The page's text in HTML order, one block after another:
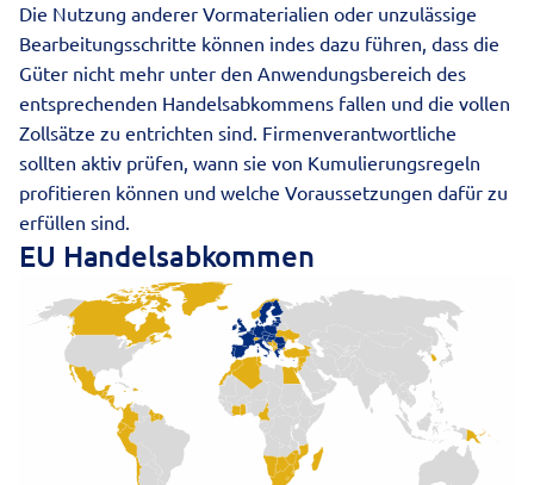
Die Nutzung anderer Vormaterialien oder unzulässige
Bearbeitungsschritte können indes dazu führen, dass die
Güter nicht mehr unter den Anwendungsbereich des
entsprechenden Handelsabkommens fallen und die vollen
Zollsätze zu entrichten sind. Firmenverantwortliche
sollten aktiv prüfen, wann sie von Kumulierungsregeln
profitieren können und welche Voraussetzungen dafür zu
erfüllen sind.
EU Handelsabkommen